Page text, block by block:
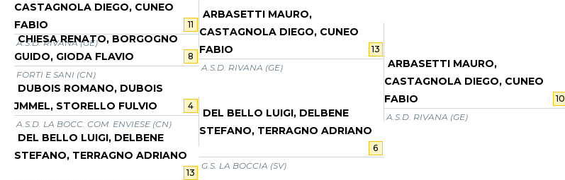
CASTAGNOLA DIEGO, CUNEO
FABIO
11
A.S.D. RIVANA (GE)
CHIESA RENATO, BORGOGNO
GUIDO, GIODA FLAVIO
8
FORTI E SANI (CN)
DUBOIS ROMANO, DUBOIS
JMMEL, STORELLO FULVIO
4
A.S.D. LA BOCC. COM. ENVIESE (CN)
DEL BELLO LUIGI, DELBENE
STEFANO, TERRAGNO ADRIANO
13
ARBASETTI MAURO,
CASTAGNOLA DIEGO, CUNEO
FABIO
13
A.S.D. RIVANA (GE)
DEL BELLO LUIGI, DELBENE
STEFANO, TERRAGNO ADRIANO
6
G.S. LA BOCCIA (SV)
ARBASETTI MAURO,
CASTAGNOLA DIEGO, CUNEO
FABIO
10
A.S.D. RIVANA (GE)